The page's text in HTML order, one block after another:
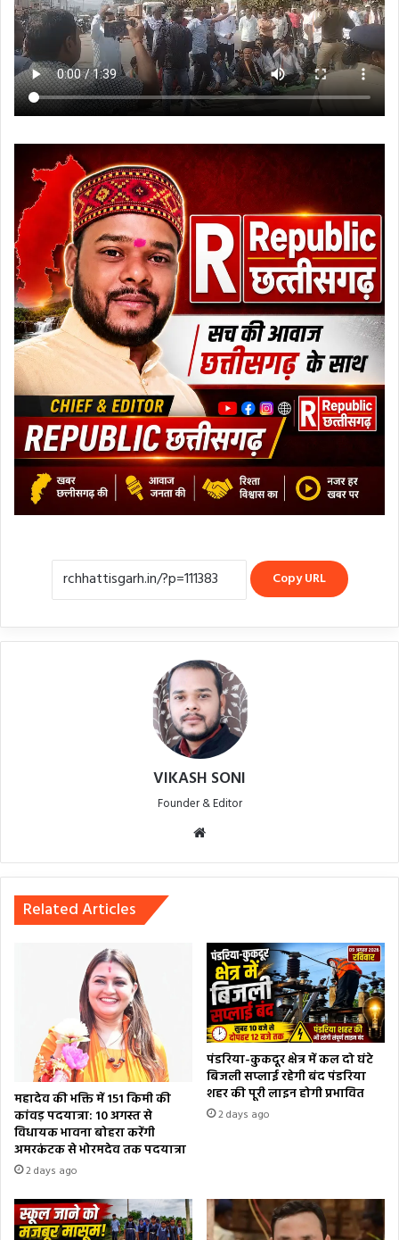
Copy URL
VIKASH SONI
Founder & Editor
Related Articles
महादेव की भक्ति में 151 किमी की
कांवड़ पदयात्रा: 10 अगस्त से
विधायक भावना बोहरा करेंगी
अमरकंटक से भोरमदेव तक पदयात्रा
2 days ago
पंडरिया-कुकदूर क्षेत्र में कल दो घंटे
बिजली सप्लाई रहेगी बंद पंडरिया
शहर की पूरी लाइन होगी प्रभावित
2 days ago